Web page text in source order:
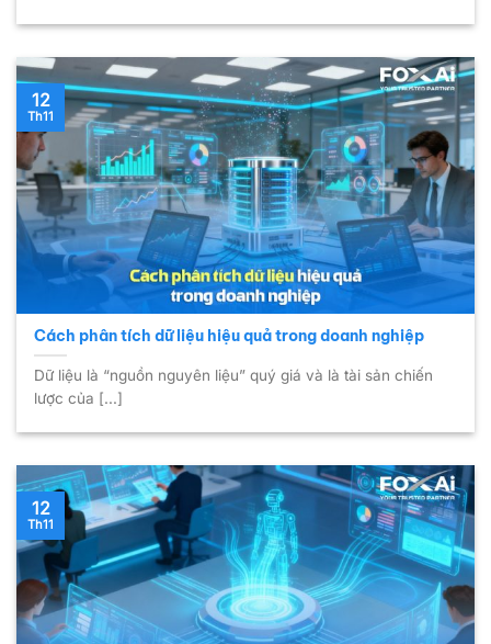
Cách phân tích dữ liệu hiệu quả trong doanh nghiệp
Dữ liệu là “nguồn nguyên liệu” quý giá và là tài sản chiến
lược của [...]
12
Th11
12
Th11